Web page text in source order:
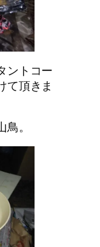
ントコー
て頂きま
。